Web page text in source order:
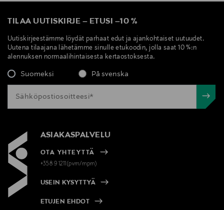
TILAA UUTISKIRJE – ETUSI –10 %
Uutiskirjeestämme löydät parhaat edut ja ajankohtaiset uutuudet.
Uutena tilaajana lähetämme sinulle etukoodin, jolla saat 10 %:n
alennuksen normaalihintaisesta kertaostoksesta.
Suomeksi På svenska
ASIAKASPALVELU
OTA YHTEYTTÄ
+358 9 1211(pvm/mpm)
USEIN KYSYTTYÄ
ETUJEN EHDOT